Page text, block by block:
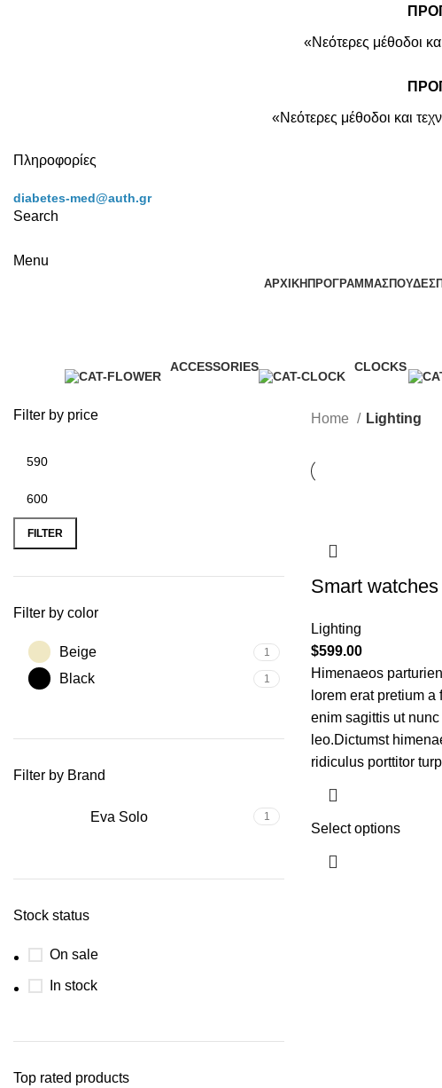
«Νεότερες μέθοδοι
«Νεότερες μέθοδοι και
Πληροφορίες
diabetes-med@auth.gr
Search
Menu
ΑΡΧΙΚΗ ΠΡΟΓΡΑΜΜΑΣΠΟΥΔΕΣ
ACCESSORIES
CLOCKS
Filter by price
Min
price
Max
price
FILTER
Filter by color
Beige 1
Black 1
Filter by Brand
Eva Solo 1
Stock status
On sale
In stock
Top rated products
Home Lighting
Smart
Lighting
$599.00
Himenaeos
lorem erat pretium
enim sagittis ut
leo.Dictumst
ridiculus porttitor
Select options